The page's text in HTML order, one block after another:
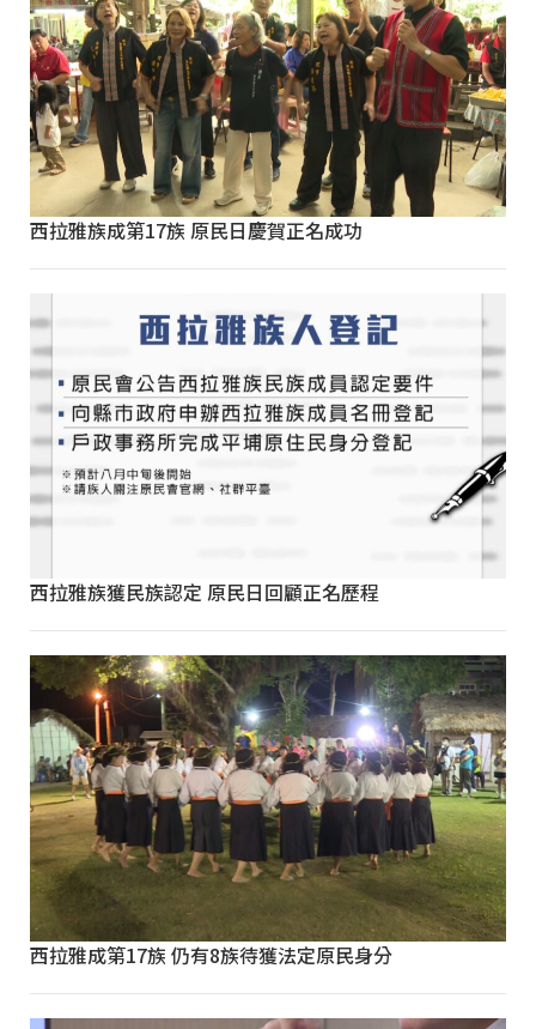
西拉雅族成第17族 原民日慶賀正名成功
西拉雅族獲民族認定 原民日回顧正名歷程
西拉雅成第17族 仍有8族待獲法定原民身分